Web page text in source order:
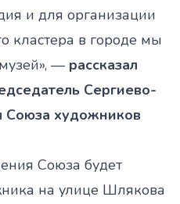
и для организации
кластера в городе мы
— рассказал
Сергиево-
Союза художников
Союза будет
на улице Шлякова